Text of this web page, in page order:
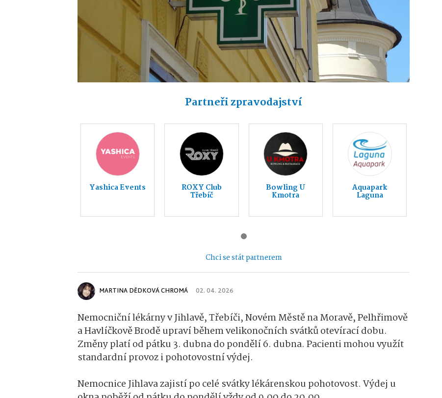
Partneři zpravodajství
Yashica Events ROXY Club
Třebíč
Bowling U
Kmotra
Aquapark
Laguna
Chci se stát partnerem
MARTINA DĚDKOVÁ CHROMÁ 02. 04. 2026
Nemocniční lékárny v Jihlavě, Třebíči, Novém Městě na Moravě, Pelhřimově
a Havlíčkově Brodě upraví během velikonočních svátků otevírací dobu.
Změny platí od pátku 3. dubna do pondělí 6. dubna. Pacienti mohou využít
standardní provoz i pohotovostní výdej.
Nemocnice Jihlava zajistí po celé svátky lékárenskou pohotovost. Výdej u